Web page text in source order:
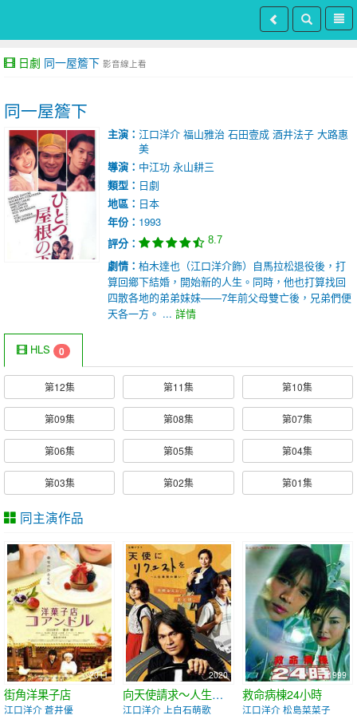
日劇 同一屋簷下 影音線上看
同一屋簷下
主演： 江口洋介 福山雅治 石田壹成 酒井法子 大路惠
美
導演： 中江功 永山耕三
類型： 日劇
地區： 日本
年份： 1993
評分：
8.7
劇情： 柏木達也（江口洋介飾）自馬拉松退役後，打
算回鄉下結婚，開始新的人生。同時，他也打算找回
四散各地的弟弟妹妹——7年前父母雙亡後，兄弟們便
天各一方。 ... 詳情
HLS 0
第12集 第11集 第10集
第09集 第08集 第07集
第06集 第05集 第04集
第03集 第02集 第01集
同主演作品
2011
街角洋果子店
江口洋介 蒼井優
2020
向天使請求～人生最後的願望～
江口洋介 上白石萌歌
1999
救命病棟24小時
江口洋介 松島菜菜子